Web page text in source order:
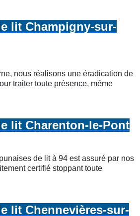
lit Champigny-sur-
nous réalisons une éradication de
traiter toute présence, même
lit Charenton-le-Pont
de lit à 94 est assuré par nos
certifié stoppant toute
lit Chennevières-sur-